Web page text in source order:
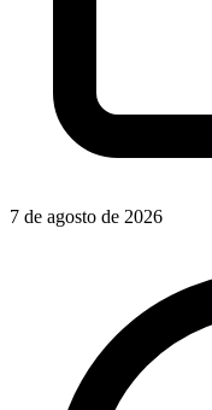
7 de agosto de 2026